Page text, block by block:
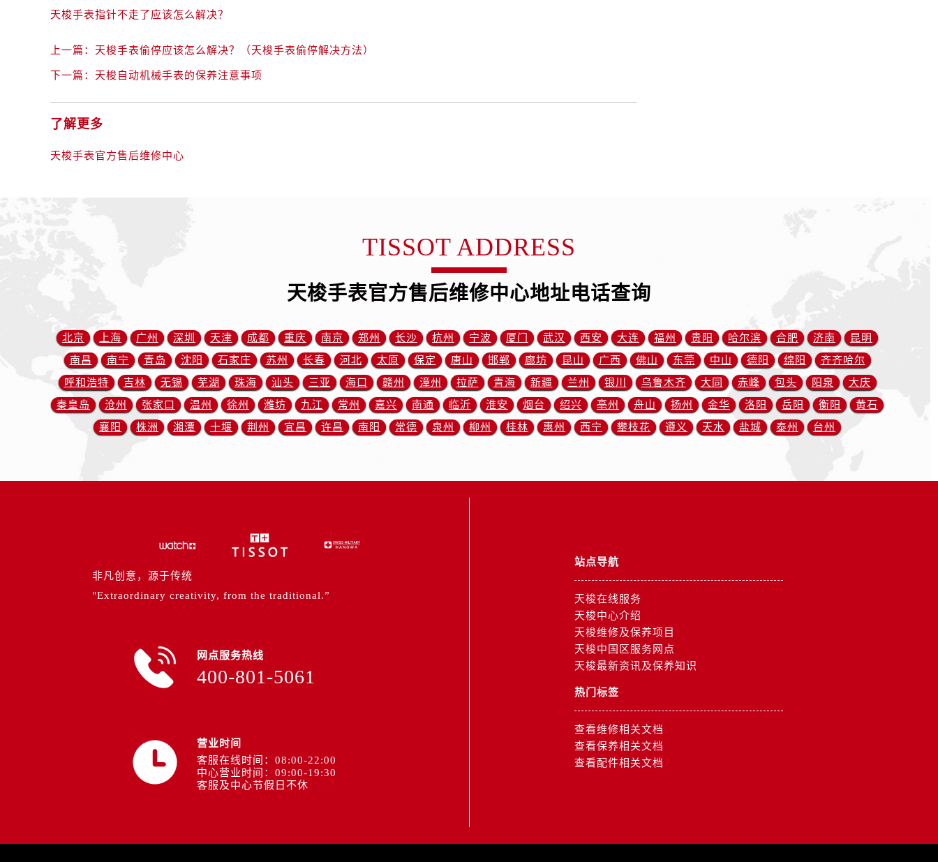
吉林省白城市洮北区明仁南街售后服务中心（需提前预约）
吉林省吉林市船营区河南街售后服务中心（需提前预约）
吉林省四平市铁东区紫气大路与南九经街交汇处售后服务中心（需提前预约）
吉林省延边市延吉市解放路售后服务中心（需提前预约）
辽宁省丹东市振兴区七经街售后服务中心（需提前预约）
辽宁省阜新市海州区解放大街售后服务中心（需提前预约）
辽宁省葫芦岛市连山区中央路售后服务中心（需提前预约）
辽宁省辽阳市白塔区新运大街售后服务中心（需提前预约）
辽宁省盘锦市兴隆台区石油大街售后服务中心（需提前预约）
辽宁省铁岭市银州区南马路售后服务中心（需提前预约）
辽宁省营口市站前区市府路与渤海大街交叉口售后服务中心（需提前预约）
辽宁省沈阳市沈河区中街路137号亨得利名表维修授权店1楼售后服务中心（需提前预约）
辽宁省沈阳市沈河区中街路83号亨得利名表维修授权店1楼售后服务中心（需提前预约）
河北省保定市竞秀区朝阳北大街北国先天下售后服务中心（需提前预约）
内蒙古自治区巴彦淖尔市临河区新华街售后服务中心（需提前预约）
内蒙古自治区包头市青山区幸福路甲3号王府井百货名表维修售后服务中心（需提前预约）
内蒙古自治区赤峰市红山区哈达街售后服务中心（需提前预约）
内蒙古自治区鄂尔多斯市东胜区伊金霍洛街售后服务中心（需提前预约）
内蒙古自治区乌海市海勃湾区人民南路售后服务中心（需提前预约）
内蒙古自治区乌兰察布市集宁区恩和大街售后服务中心（需提前预约）
内蒙古自治区锡林郭勒盟市锡林浩特市光明街与额尔敦路交叉口售后服务中心（需提前预约）
山西省晋城市城区黄华街售后服务中心（需提前预约）
山西省晋中市榆次区顺城街售后服务中心（需提前预约）
山西省临汾市尧都区解放路售后服务中心（需提前预约）
山西省朔州市朔城区怡西路与鄯阳西街交汇处售后服务中心（需提前预约）
山西省忻州市忻府区和平东街与七一南路交叉口售后服务中心（需提前预约）
天梭手表指针不走了应该怎么解决？
上一篇： 天梭手表偷停应该怎么解决？（天梭手表偷停解决方法）
下一篇： 天梭自动机械手表的保养注意事项
了解更多
天梭手表官方售后维修中心
TISSOT ADDRESS
天梭手表官方售后维修中心地址电话查询
北京 上海 广州 深圳 天津 成都 重庆 南京 郑州 长沙 杭州 宁波 厦门 武汉 西安 大连 福州 贵阳 哈尔滨 合肥 济南
昆明
南昌
南宁 青岛 沈阳 石家庄 苏州 长春 河北 太原 保定 唐山 邯郸 廊坊 昆山 广西 佛山 东莞 中山 德阳 绵阳
齐齐哈尔
呼和浩特
吉林 无锡 芜湖 珠海 汕头 三亚 海口 赣州 漳州 拉萨 青海 新疆 兰州 银川 乌鲁木齐 大同 赤峰 包头 阳泉
大庆
秦皇岛
沧州 张家口 温州 徐州 潍坊 九江 常州 嘉兴 南通 临沂 淮安 烟台 绍兴 亳州 舟山 扬州 金华 洛阳 岳阳 衡阳
黄石
襄阳
株洲 湘潭 十堰 荆州 宜昌 许昌 南阳 常德 泉州 柳州 桂林 惠州 西宁 攀枝花 遵义 天水 盐城 泰州 台州
非凡创意，源于传统
"Extraordinary creativity, from the traditional.”
网点服务热线
400-801-5061
营业时间
客服在线时间：08:00-22:00
中心营业时间：09:00-19:30
客服及中心节假日不休
站点导航
天梭在线服务
天梭中心介绍
天梭维修及保养项目
天梭中国区服务网点
天梭最新资讯及保养知识
热门标签
查看维修相关文档
查看保养相关文档
查看配件相关文档